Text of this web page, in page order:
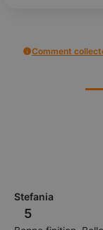
Comment
Stefania
5